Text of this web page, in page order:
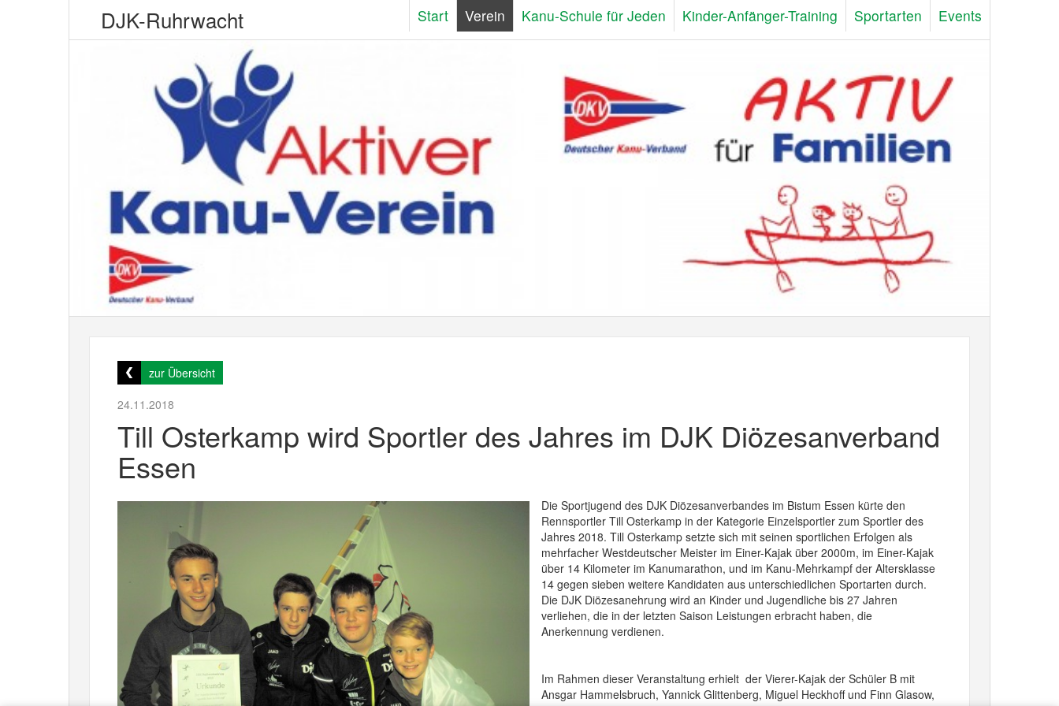
DJK-Ruhrwacht Start Verein Kanu-Schule für Jeden Kinder-Anfänger-Training Sportarten Events
zur Übersicht
24.11.2018
Till Osterkamp wird Sportler des Jahres im DJK Diözesanverband
Essen
Die Sportjugend des DJK Diözesanverbandes im Bistum Essen kürte den
Rennsportler Till Osterkamp in der Kategorie Einzelsportler zum Sportler des
Jahres 2018. Till Osterkamp setzte sich mit seinen sportlichen Erfolgen als
mehrfacher Westdeutscher Meister im Einer-Kajak über 2000m, im Einer-Kajak
über 14 Kilometer im Kanumarathon, und im Kanu-Mehrkampf der Altersklasse
14 gegen sieben weitere Kandidaten aus unterschiedlichen Sportarten durch.
Die DJK Diözesanehrung wird an Kinder und Jugendliche bis 27 Jahren
verliehen, die in der letzten Saison Leistungen erbracht haben, die
Anerkennung verdienen.
Im Rahmen dieser Veranstaltung erhielt der Vierer-Kajak der Schüler B mit
Ansgar Hammelsbruch, Yannick Glittenberg, Miguel Heckhoff und Finn Glasow,